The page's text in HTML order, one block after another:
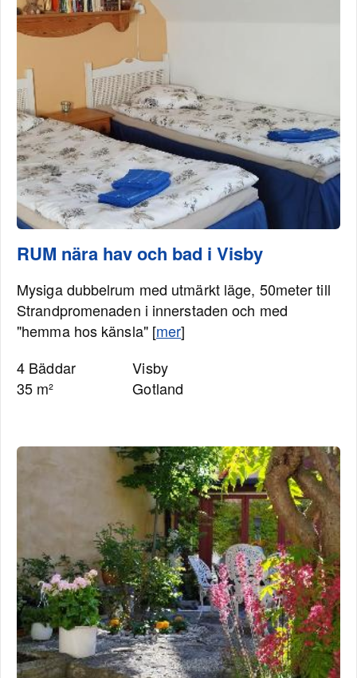
RUM nära hav och bad i Visby
Mysiga dubbelrum med utmärkt läge, 50meter till
Strandpromenaden i innerstaden och med
"hemma hos känsla" [mer]
4 Bäddar
35 m²
Visby
Gotland